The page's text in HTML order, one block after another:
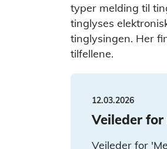
typer melding til
tinglyses
tinglysingen. Her
tilfellene.
12.03.2026
Veileder
Veileder for